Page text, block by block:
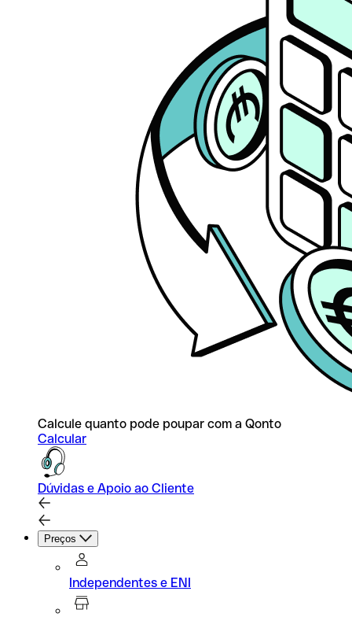
Calcule quanto pode poupar com a Qonto
Calcular
Dúvidas e Apoio ao Cliente
Preços
Independentes e ENI